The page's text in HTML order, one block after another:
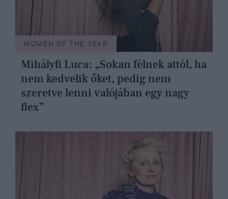
WOMEN OF THE YEAR
Mihályfi Luca: „Sokan félnek attól, ha
nem kedvelik őket, pedig nem
szeretve lenni valójában egy nagy
flex”